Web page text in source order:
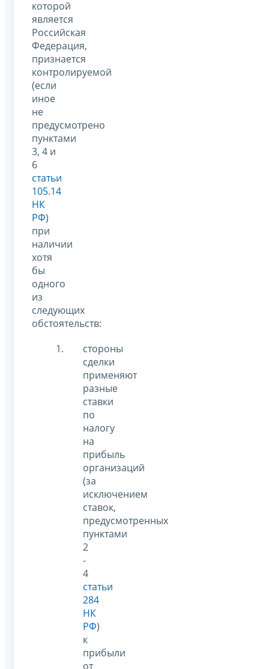
которой
является
Российская
Федерация,
признается
контролируемой
(если
иное
не
предусмотрено
пунктами
3, 4 и
6
статьи
105.14
НК
РФ)
при
наличии
хотя
бы
одного
из
следующих
обстоятельств:
стороны
сделки
применяют
разные
ставки
по
налогу
на
прибыль
организаций
(за
исключением
ставок,
предусмотренных
пунктами
2
-
4
статьи
284
НК
РФ)
к
прибыли
от